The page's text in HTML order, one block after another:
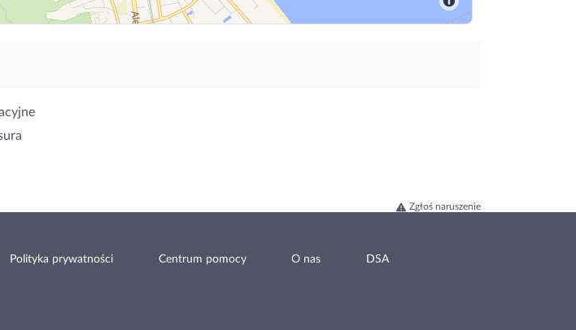
Zgłoś naruszenie
Polityka prywatności Centrum pomocy O nas DSA